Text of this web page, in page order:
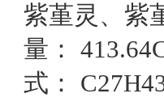
紫堇灵、紫
量：
式：